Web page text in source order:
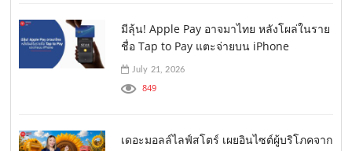
มีลุ้น! Apple Pay อาจมาไทย หลังโผล่ในราย
ชื่อ Tap to Pay แตะจ่ายบน iPhone
July 21, 2026
849
เดอะมอลล์ไลฟ์สโตร์ เผยอินไซต์ผู้บริโภคจาก